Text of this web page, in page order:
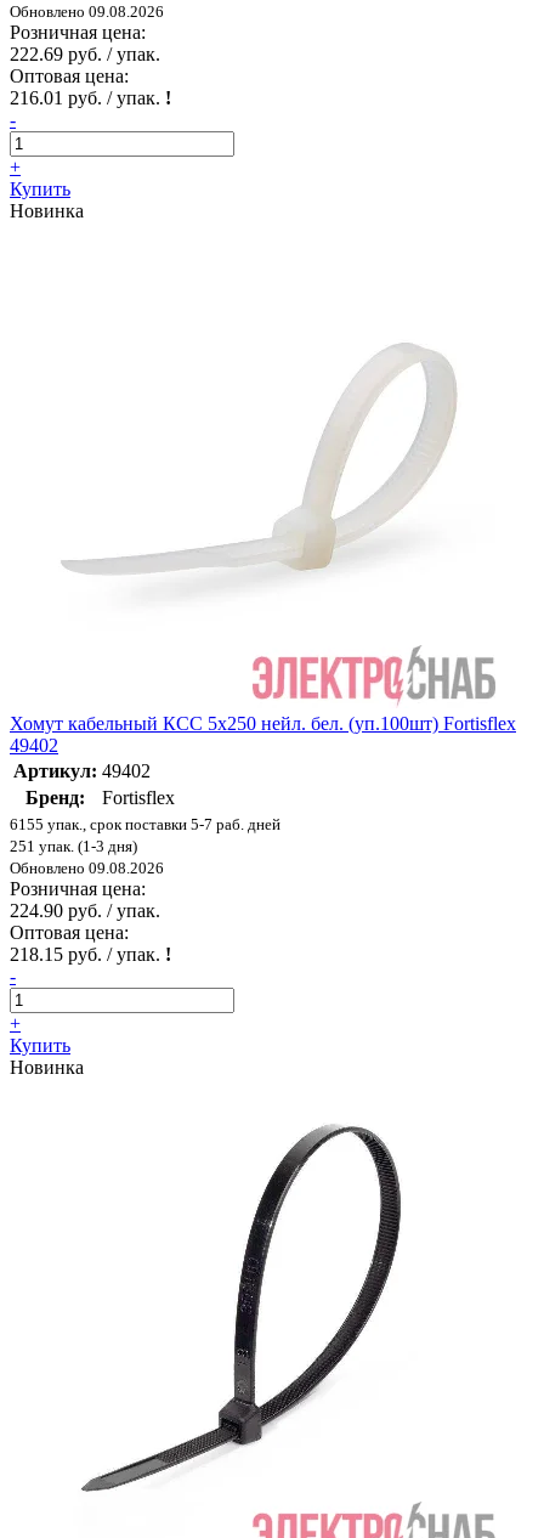
Обновлено 09.08.2026
Розничная цена:
222.69 руб. / упак.
Оптовая цена:
216.01 руб. / упак. !
-
+
Купить
Новинка
Хомут кабельный КСС 5х250 нейл. бел. (уп.100шт) Fortisflex
49402
Артикул: 49402
Бренд:
Fortisflex
6155 упак., срок поставки 5-7 раб. дней
251 упак. (1-3 дня)
Обновлено 09.08.2026
Розничная цена:
224.90 руб. / упак.
Оптовая цена:
218.15 руб. / упак. !
-
+
Купить
Новинка